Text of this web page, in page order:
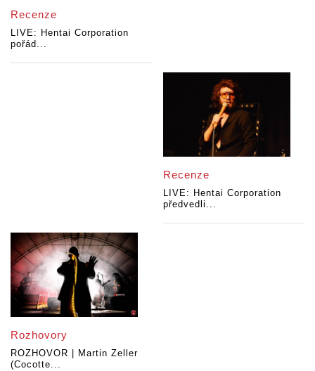
Recenze
LIVE: Hentai Corporation
pořád...
Recenze
LIVE: Hentai Corporation
předvedli...
Rozhovory
ROZHOVOR | Martin Zeller
(Cocotte...